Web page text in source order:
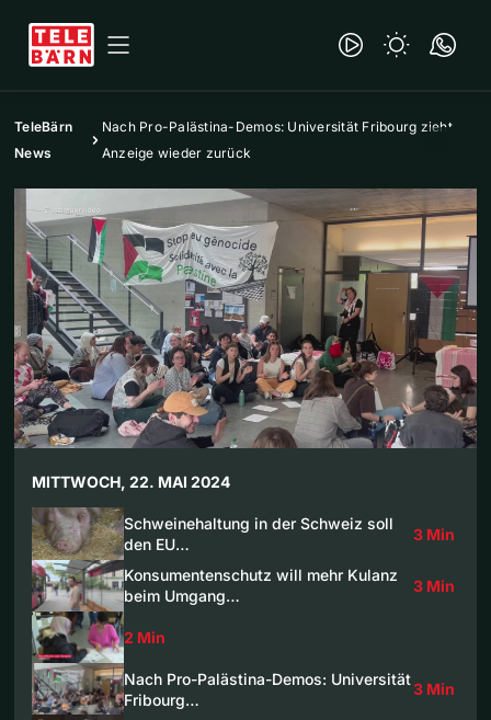
TeleBärn
News
Nach Pro-Palästina-Demos: Universität Fribourg zieht
Anzeige wieder zurück
MITTWOCH, 22. MAI 2024
Schweinehaltung in der Schweiz soll
den EU…
3 Min
Konsumentenschutz will mehr Kulanz
beim Umgang…
3 Min
2 Min
Nach Pro-Palästina-Demos: Universität
Fribourg…
3 Min